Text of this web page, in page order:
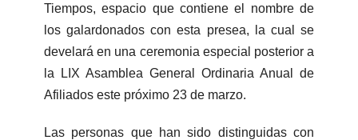
Tiempos, espacio que contiene el nombre de
los galardonados con esta presea, la cual se
develará en una ceremonia especial posterior a
la LIX Asamblea General Ordinaria Anual de
Afiliados este próximo 23 de marzo.
Las personas que han sido distinguidas con